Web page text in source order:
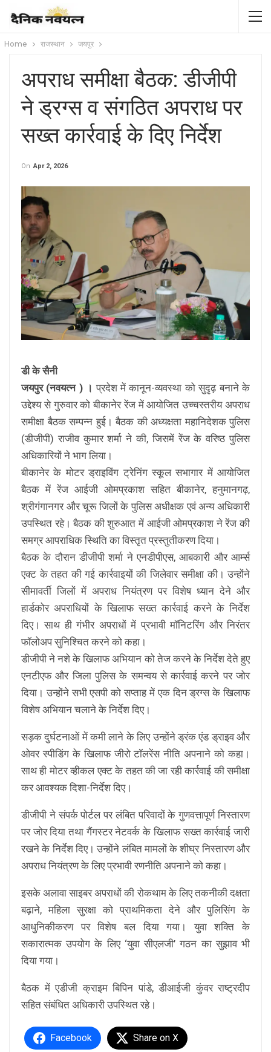
Home राजस्थान जयपुर
अपराध समीक्षा बैठक: डीजीपी
ने ड्रग्स व संगठित अपराध पर
सख्त कार्रवाई के दिए निर्देश
On Apr 2, 2026
डी के सैनी
जयपुर (नवयत्न ) । प्रदेश में कानून-व्यवस्था को सुदृढ़ बनाने के
उद्देश्य से गुरुवार को बीकानेर रेंज में आयोजित उच्चस्तरीय अपराध
समीक्षा बैठक सम्पन्न हुई। बैठक की अध्यक्षता महानिदेशक पुलिस
(डीजीपी) राजीव कुमार शर्मा ने की, जिसमें रेंज के वरिष्ठ पुलिस
अधिकारियों ने भाग लिया।
बीकानेर के मोटर ड्राइविंग ट्रेनिंग स्कूल सभागार में आयोजित
बैठक में रेंज आईजी ओमप्रकाश सहित बीकानेर, हनुमानगढ़,
श्रीगंगानगर और चूरू जिलों के पुलिस अधीक्षक एवं अन्य अधिकारी
उपस्थित रहे। बैठक की शुरुआत में आईजी ओमप्रकाश ने रेंज की
समग्र आपराधिक स्थिति का विस्तृत प्रस्तुतीकरण दिया।
बैठक के दौरान डीजीपी शर्मा ने एनडीपीएस, आबकारी और आर्म्स
एक्ट के तहत की गई कार्रवाइयों की जिलेवार समीक्षा की। उन्होंने
सीमावर्ती जिलों में अपराध नियंत्रण पर विशेष ध्यान देने और
हार्डकोर अपराधियों के खिलाफ सख्त कार्रवाई करने के निर्देश
दिए। साथ ही गंभीर अपराधों में प्रभावी मॉनिटरिंग और निरंतर
फॉलोअप सुनिश्चित करने को कहा।
डीजीपी ने नशे के खिलाफ अभियान को तेज करने के निर्देश देते हुए
एनटीएफ और जिला पुलिस के समन्वय से कार्रवाई करने पर जोर
दिया। उन्होंने सभी एसपी को सप्ताह में एक दिन ड्रग्स के खिलाफ
विशेष अभियान चलाने के निर्देश दिए।
सड़क दुर्घटनाओं में कमी लाने के लिए उन्होंने ड्रंक एंड ड्राइव और
ओवर स्पीडिंग के खिलाफ जीरो टॉलरेंस नीति अपनाने को कहा।
साथ ही मोटर व्हीकल एक्ट के तहत की जा रही कार्रवाई की समीक्षा
कर आवश्यक दिशा-निर्देश दिए।
डीजीपी ने संपर्क पोर्टल पर लंबित परिवादों के गुणवत्तापूर्ण निस्तारण
पर जोर दिया तथा गैंगस्टर नेटवर्क के खिलाफ सख्त कार्रवाई जारी
रखने के निर्देश दिए। उन्होंने लंबित मामलों के शीघ्र निस्तारण और
अपराध नियंत्रण के लिए प्रभावी रणनीति अपनाने को कहा।
इसके अलावा साइबर अपराधों की रोकथाम के लिए तकनीकी दक्षता
बढ़ाने, महिला सुरक्षा को प्राथमिकता देने और पुलिसिंग के
आधुनिकीकरण पर विशेष बल दिया गया। युवा शक्ति के
सकारात्मक उपयोग के लिए ‘युवा सीएलजी’ गठन का सुझाव भी
दिया गया।
बैठक में एडीजी क्राइम बिपिन पांडे, डीआईजी कुंवर राष्ट्रदीप
सहित संबंधित अधिकारी उपस्थित रहे।
Facebook Share on X